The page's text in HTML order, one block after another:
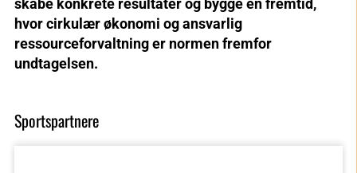
hvor cirkulær økonomi og ansvarlig
ressourceforvaltning er normen fremfor
undtagelsen.
Sportspartnere